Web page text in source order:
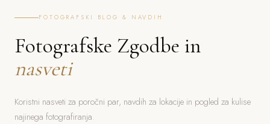
FOTOGRAFSKI BLOG & NAVDIH
Fotografske Zgodbe in
nasveti
Koristni nasveti za poročni par, navdih za lokacije in pogled za kulise
najinega fotografiranja.